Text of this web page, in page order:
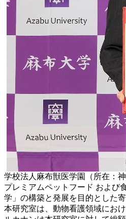
学校法人麻布獣医学園（所在：
プレミアムペットフード および
学」の構築と発展を目的とした
本研究室は、動物看護領域にお